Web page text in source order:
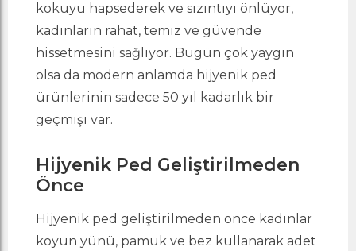
kokuyu hapsederek ve sızıntıyı önlüyor,
kadınların rahat, temiz ve güvende
hissetmesini sağlıyor. Bugün çok yaygın
olsa da modern anlamda hijyenik ped
ürünlerinin sadece 50 yıl kadarlık bir
geçmişi var.
Hijyenik Ped Geliştirilmeden
Önce
Hijyenik ped geliştirilmeden önce kadınlar
koyun yünü, pamuk ve bez kullanarak adet